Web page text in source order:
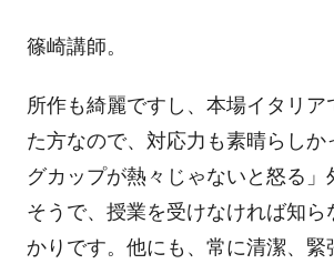
篠崎講師。
所作も綺麗ですし、本場イタリア
た方なので、対応力も素晴らしか
グカップが熱々じゃないと怒る」
そうで、授業を受けなければ知ら
かりです。他にも、常に清潔、緊